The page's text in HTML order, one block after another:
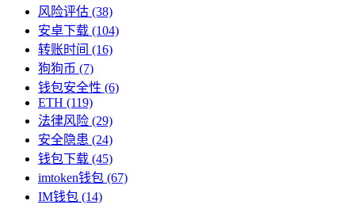
风险评估 (38)
安卓下载 (104)
转账时间 (16)
狗狗币 (7)
钱包安全性 (6)
ETH (119)
法律风险 (29)
安全隐患 (24)
钱包下载 (45)
imtoken钱包 (67)
IM钱包 (14)